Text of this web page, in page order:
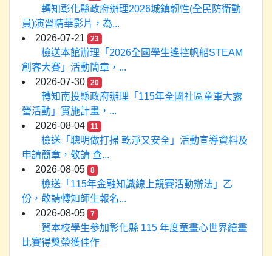
轉知彰化縣政府辦理2026城鎮韌性(全民防衛動
員)演習精華影片，為...
2026-07-21
23
檢送本館辦理「2026全國學生遙控帆船STEAM
創客大賽」活動簡章，...
2026-07-30
20
轉知南投縣政府辦理「115年全國社區童軍大露
營活動」實施計畫，...
2026-08-04
11
檢送「聰明做打掃 乾淨又安全」活動宣導資料及
申請簡章，敬請 查...
2026-08-05
8
檢送「115年金融知識線上競賽活動辦法」乙
份，敬請轉知師生報名...
2026-08-05
7
賀本校學生參加彰化縣 115 年度童畫心世界繪畫
比賽得獎榮獲佳作